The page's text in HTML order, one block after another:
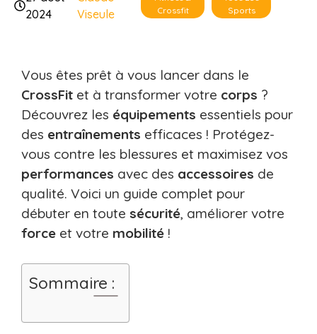
2024
Viseule
Crossfit
Sports
Vous êtes prêt à vous lancer dans le
CrossFit et à transformer votre corps ?
Découvrez les équipements essentiels pour
des entraînements efficaces ! Protégez-
vous contre les blessures et maximisez vos
performances avec des accessoires de
qualité. Voici un guide complet pour
débuter en toute sécurité, améliorer votre
force et votre mobilité !
Sommaire :